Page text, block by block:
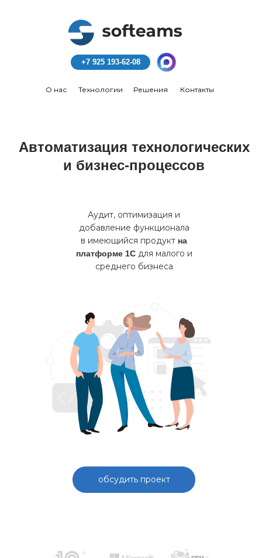
О нас Решения
Технологии Контакты
+7 925 193-62-08
Автоматизация технологических
и бизнес-процессов
Аудит, оптимизация и
добавление функционала
в имеющийся продукт на
платформе 1Сдля малого и
среднего бизнеса
обсудить проект